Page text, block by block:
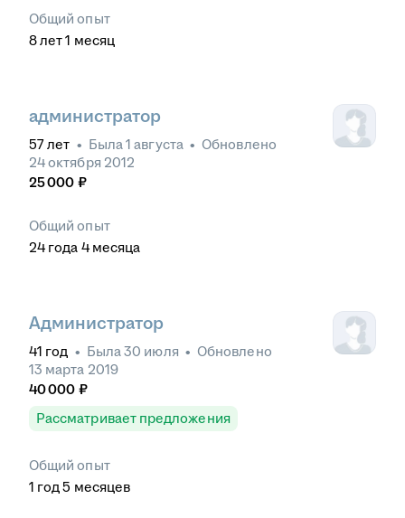
Общий опыт
8лет 1 месяц
администратор
57лет • Была1 августа • Обновлено
24 октября 2012
25 000 ₽
Общий опыт
24 года 4 месяца
Администратор
41 год • Была30 июля • Обновлено
13 марта 2019
40 000 ₽
Рассматривает предложения
Общий опыт
1 год 5 месяцев